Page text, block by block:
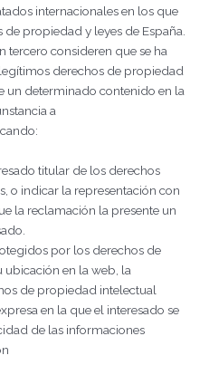
internacionales en los que
propiedad y leyes de España.
tercero consideren que se ha
derechos de propiedad
un determinado contenido en la
a
titular de los derechos
o indicar la representación con
la reclamación la presente un
por los derechos de
en la web, la
de propiedad intelectual
en la que el interesado se
de las informaciones